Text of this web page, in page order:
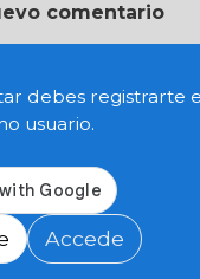
comentario
debes registrarte
usuario.
Accede